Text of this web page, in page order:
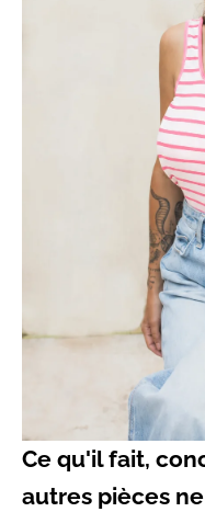
Ce qu'il fait,
autres pièces ne